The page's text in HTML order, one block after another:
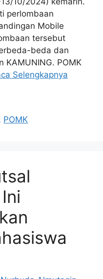
perlombaan
Mobile
tersebut
beda dan
KAMUNING. POMK
Selengkapnya
POMK